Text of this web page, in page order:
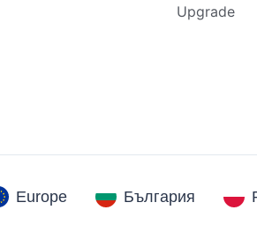
Upgrade
Europe България